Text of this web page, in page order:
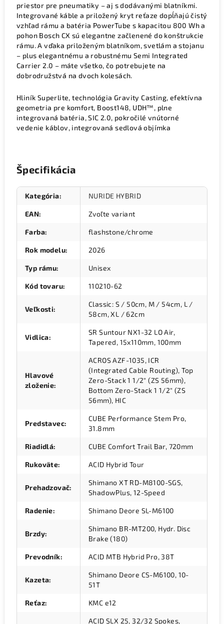
priestor pre pneumatiky – aj s dodávanými blatníkmi.
Integrované káble a priložený kryt reťaze dopĺňajú čistý
vzhľad rámu a batéria PowerTube s kapacitou 800 Wh a
pohon Bosch CX sú elegantne začlenené do konštrukcie
rámu. A vďaka priloženým blatníkom, svetlám a stojanu
– plus elegantnému a robustnému Semi Integrated
Carrier 2.0 – máte všetko, čo potrebujete na
dobrodružstvá na dvoch kolesách.
Hliník Superlite, technológia Gravity Casting, efektívna
geometria pre komfort, Boost148, UDH™, plne
integrovaná batéria, SIC 2.0, pokročilé vnútorné
vedenie káblov, integrovaná sedlová objímka
Špecifikácia
Kategória: NURIDE HYBRID
EAN: Zvoľte variant
Farba: flashstone/chrome
Rok modelu: 2026
Typ rámu: Unisex
Kód tovaru: 110210-62
Veľkosti:
Classic: S / 50cm, M / 54cm, L /
58cm, XL / 62cm
Vidlica:
SR Suntour NX1-32 LO Air,
Tapered, 15x110mm, 100mm
Hlavové
zloženie:
ACROS AZF-1035, ICR
(Integrated Cable Routing), Top
Zero-Stack 1 1/2" (ZS 56mm),
Bottom Zero-Stack 1 1/2" (ZS
56mm), HIC
Predstavec:
CUBE Performance Stem Pro,
31.8mm
Riadidlá: CUBE Comfort Trail Bar, 720mm
Rukoväte: ACID Hybrid Tour
Prehadzovač:
Shimano XT RD-M8100-SGS,
ShadowPlus, 12-Speed
Radenie: Shimano Deore SL-M6100
Brzdy:
Shimano BR-MT200, Hydr. Disc
Brake (180)
Prevodník: ACID MTB Hybrid Pro, 38T
Kazeta:
Shimano Deore CS-M6100, 10-
51T
Reťaz: KMC e12
ACID SLX 25, 32/32 Spokes,